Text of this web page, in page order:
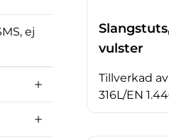
ej
vulster
Tillverkad
316L/EN